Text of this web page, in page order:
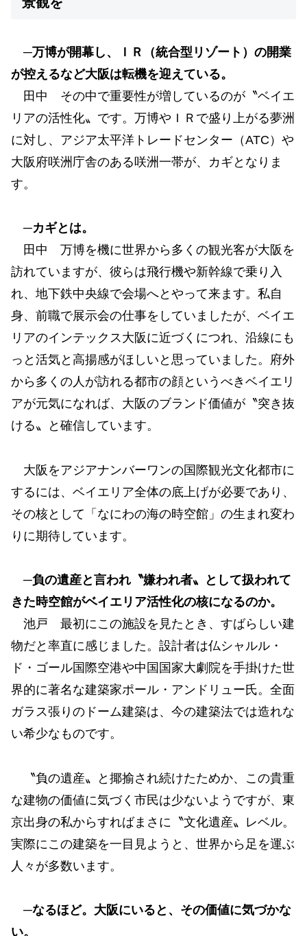
─万博が開幕し、ＩＲ（統合型リゾート）の開業
が控えるなど大阪は転機を迎えている。
田中 その中で重要性が増しているのが〝ベイエ
リアの活性化〟です。万博やＩＲで盛り上がる夢洲
に対し、アジア太平洋トレードセンター（ATC）や
大阪府咲洲庁舎のある咲洲一帯が、カギとなりま
す。
─カギとは。
田中 万博を機に世界から多くの観光客が大阪を
訪れていますが、彼らは飛行機や新幹線で乗り入
れ、地下鉄中央線で会場へとやって来ます。私自
身、前職で展示会の仕事をしていましたが、ベイエ
リアのインテックス大阪に近づくにつれ、沿線にも
っと活気と高揚感がほしいと思っていました。府外
から多くの人が訪れる都市の顔というべきベイエリ
アが元気になれば、大阪のブランド価値が〝突き抜
ける〟と確信しています。
大阪をアジアナンバーワンの国際観光文化都市に
するには、ベイエリア全体の底上げが必要であり、
その核として「なにわの海の時空館」の生まれ変わ
りに期待しています。
─負の遺産と言われ〝嫌われ者〟として扱われて
きた時空館がベイエリア活性化の核になるのか。
池戸 最初にこの施設を見たとき、すばらしい建
物だと率直に感じました。設計者は仏シャルル・
ド・ゴール国際空港や中国国家大劇院を手掛けた世
界的に著名な建築家ポール・アンドリュー氏。全面
ガラス張りのドーム建築は、今の建築法では造れな
い希少なものです。
〝負の遺産〟と揶揄され続けたためか、この貴重
な建物の価値に気づく市民は少ないようですが、東
京出身の私からすればまさに〝文化遺産〟レベル。
実際にこの建築を一目見ようと、世界から足を運ぶ
人々が多数います。
─なるほど。大阪にいると、その価値に気づかな
い。